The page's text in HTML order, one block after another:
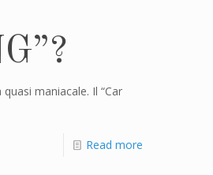
maniacale. Il “Car
Read more